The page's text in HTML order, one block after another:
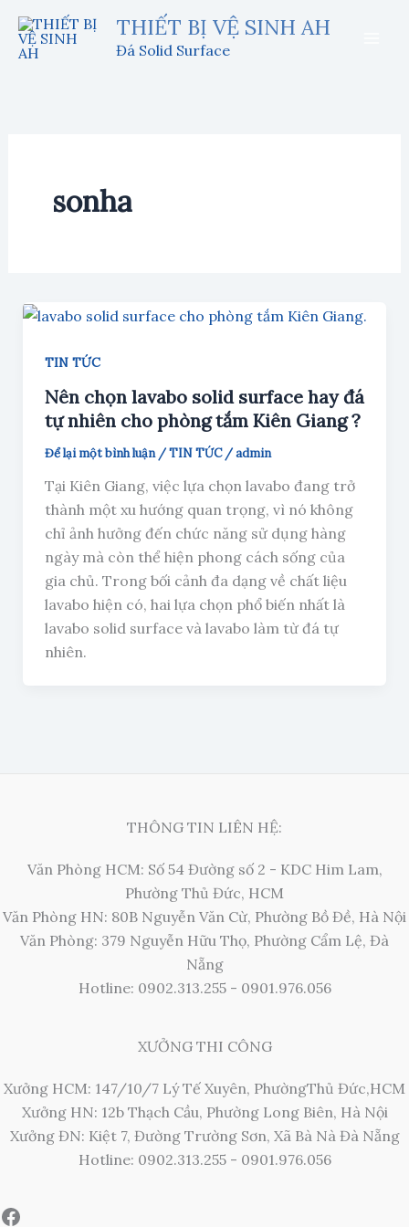
nội
THIẾT BỊ VỆ SINH AH
Đá Solid Surface
sonha
TIN TỨC
Nên chọn lavabo solid surface hay đá
tự nhiên cho phòng tắm Kiên Giang ?
Để lại một bình luận /TIN TỨC/admin
Tại Kiên Giang, việc lựa chọn lavabo đang trở
thành một xu hướng quan trọng, vì nó không
chỉ ảnh hưởng đến chức năng sử dụng hàng
ngày mà còn thể hiện phong cách sống của
gia chủ. Trong bối cảnh đa dạng về chất liệu
lavabo hiện có, hai lựa chọn phổ biến nhất là
lavabo solid surface và lavabo làm từ đá tự
nhiên.
THÔNG TIN LIÊN HỆ:
Văn Phòng HCM: Số 54 Đường số 2 - KDC Him Lam,
Phường Thủ Đức, HCM
Văn Phòng HN: 80B Nguyễn Văn Cừ, Phường Bồ Đề, Hà Nội
Văn Phòng: 379 Nguyễn Hữu Thọ, Phường Cẩm Lệ, Đà
Nẵng
Hotline: 0902.313.255 - 0901.976.056
XƯỞNG THI CÔNG
Xưởng HCM: 147/10/7 Lý Tế Xuyên, PhườngThủ Đức,HCM
Xưởng HN: 12b Thạch Cầu, Phường Long Biên, Hà Nội
Xưởng ĐN: Kiệt 7, Đường Trường Sơn, Xã Bà Nà Đà Nẵng
Hotline: 0902.313.255 - 0901.976.056